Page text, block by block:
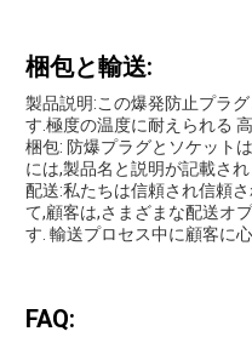
梱包と輸送:
製品説明:この爆発防止プラ
す.極度の温度に耐えられる
梱包: 防爆プラグとソケット
には,製品名と説明が記載さ
配送:私たちは信頼され信頼
て,顧客は,さまざまな配送オ
す. 輸送プロセス中に顧客に
FAQ: